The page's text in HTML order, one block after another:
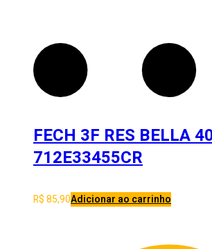
FECH 3F RES BELLA
712E33455CR
R$85,90Adicionar ao carrinho